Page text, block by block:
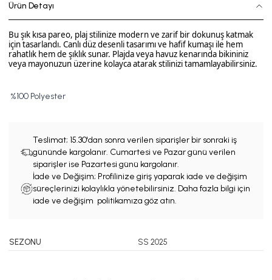
Ürün Detayı
Bu şık kısa pareo, plaj stilinize modern ve zarif bir dokunuş katmak
için tasarlandı. Canlı düz desenli tasarımı ve hafif kumaşı ile hem
rahatlık hem de şıklık sunar. Plajda veya havuz kenarında bikininiz
veya mayonuzun üzerine kolayca atarak stilinizi tamamlayabilirsiniz.
%100 Polyester
Teslimat; 15.30'dan sonra verilen siparişler bir sonraki iş
gününde kargolanır. Cumartesi ve Pazar günü verilen
siparişler ise Pazartesi günü kargolanır.
İade ve Değişim; Profilinize giriş yaparak iade ve değişim
süreçlerinizi kolaylıkla yönetebilirsiniz. Daha fazla bilgi için
iade ve değişim politikamıza göz atın.
SEZONU SS 2025